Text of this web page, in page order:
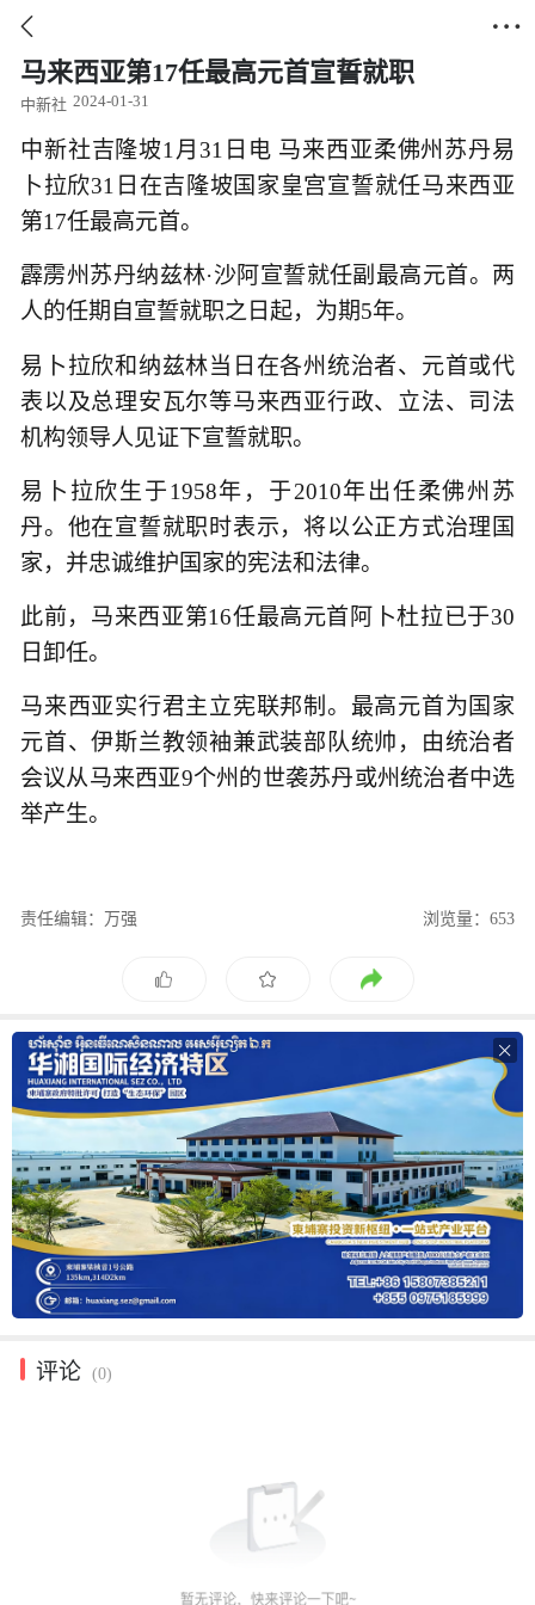
 
马来西亚第17任最高元首宣誓就职
中新社 2024-01-31
中新社吉隆坡1月31日电 马来西亚柔佛州苏丹易
卜拉欣31日在吉隆坡国家皇宫宣誓就任马来西亚
第17任最高元首。
霹雳州苏丹纳兹林·沙阿宣誓就任副最高元首。两
人的任期自宣誓就职之日起，为期5年。
易卜拉欣和纳兹林当日在各州统治者、元首或代
表以及总理安瓦尔等马来西亚行政、立法、司法
机构领导人见证下宣誓就职。
易卜拉欣生于1958年，于2010年出任柔佛州苏
丹。他在宣誓就职时表示，将以公正方式治理国
家，并忠诚维护国家的宪法和法律。
此前，马来西亚第16任最高元首阿卜杜拉已于30
日卸任。
马来西亚实行君主立宪联邦制。最高元首为国家
元首、伊斯兰教领袖兼武装部队统帅，由统治者
会议从马来西亚9个州的世袭苏丹或州统治者中选
举产生。
责任编辑：万强 浏览量：653

评论 (0)